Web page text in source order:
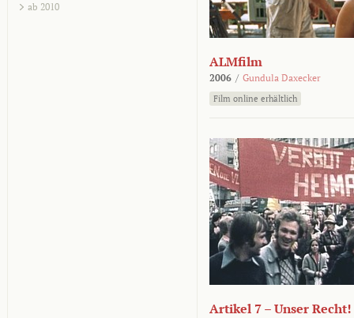
ab 2010
ALMfilm
2006 / Gundula Daxecker
Film online erhältlich
Artikel 7 – Unser Recht!